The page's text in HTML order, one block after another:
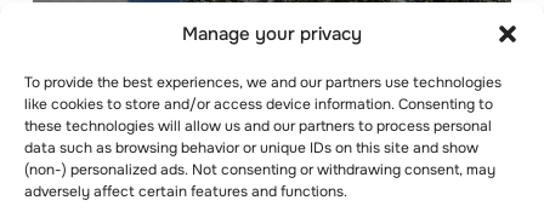
Manage your privacy
To provide the best experiences, we and our partners use technologies
like cookies to store and/or access device information. Consenting to
these technologies will allow us and our partners to process personal
data such as browsing behavior or unique IDs on this site and show
(non-) personalized ads. Not consenting or withdrawing consent, may
adversely affect certain features and functions.
星期一至 8 月 18 日